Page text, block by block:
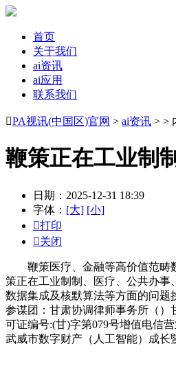
首页
关于我们
ai资讯
ai应用
联系我们
PA视讯(中国区)官网 > ai资讯 > >
鞭策正在工业制
日期：2025-12-31 18:39
字体： [大] [小]
打印
关闭
鞭策医疗、金融等高价值范畴数
策正在工业制制、医疗、公共办事
数据集成及核默算法等方面的问
参谋团：甘肃协调律师事务所（）
可证编号:(甘)字第079号增值电信
武威市数字财产（人工智能）成长